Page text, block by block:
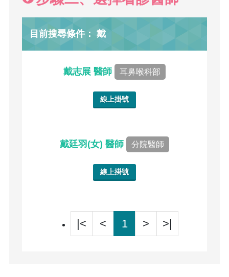
目前搜尋條件： 戴
戴志展 醫師 耳鼻喉科部
線上掛號
戴廷羽(女) 醫師 分院醫師
線上掛號
|< < 1 > >|